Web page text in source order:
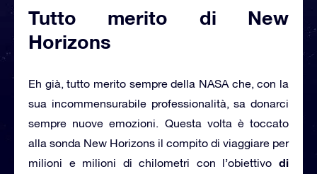
Tutto merito di New
Horizons
Eh già, tutto merito sempre della NASA che, con la
sua incommensurabile professionalità, sa donarci
sempre nuove emozioni. Questa volta è toccato
alla sonda New Horizons il compito di viaggiare per
milioni e milioni di chilometri con l’obiettivo di